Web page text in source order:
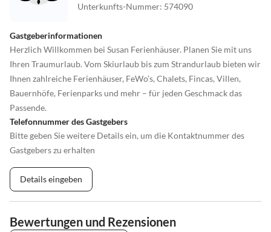
Unterkunfts-Nummer: 574090
Gastgeberinformationen
Herzlich Willkommen bei Susan Ferienhäuser. Planen Sie mit uns
Ihren Traumurlaub. Vom Skiurlaub bis zum Strandurlaub bieten wir
Ihnen zahlreiche Ferienhäuser, FeWo’s, Chalets, Fincas, Villen,
Bauernhöfe, Ferienparks und mehr – für jeden Geschmack das
Passende.
Telefonnummer des Gastgebers
Bitte geben Sie weitere Details ein, um die Kontaktnummer des
Gastgebers zu erhalten
Details eingeben
Bewertungen und Rezensionen